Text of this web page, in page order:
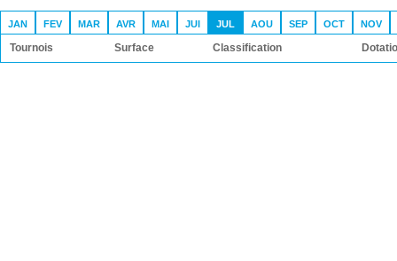
JAN FEV MAR AVR MAI JUI JUL AOU SEP OCT NOV
Tournois Surface Classification